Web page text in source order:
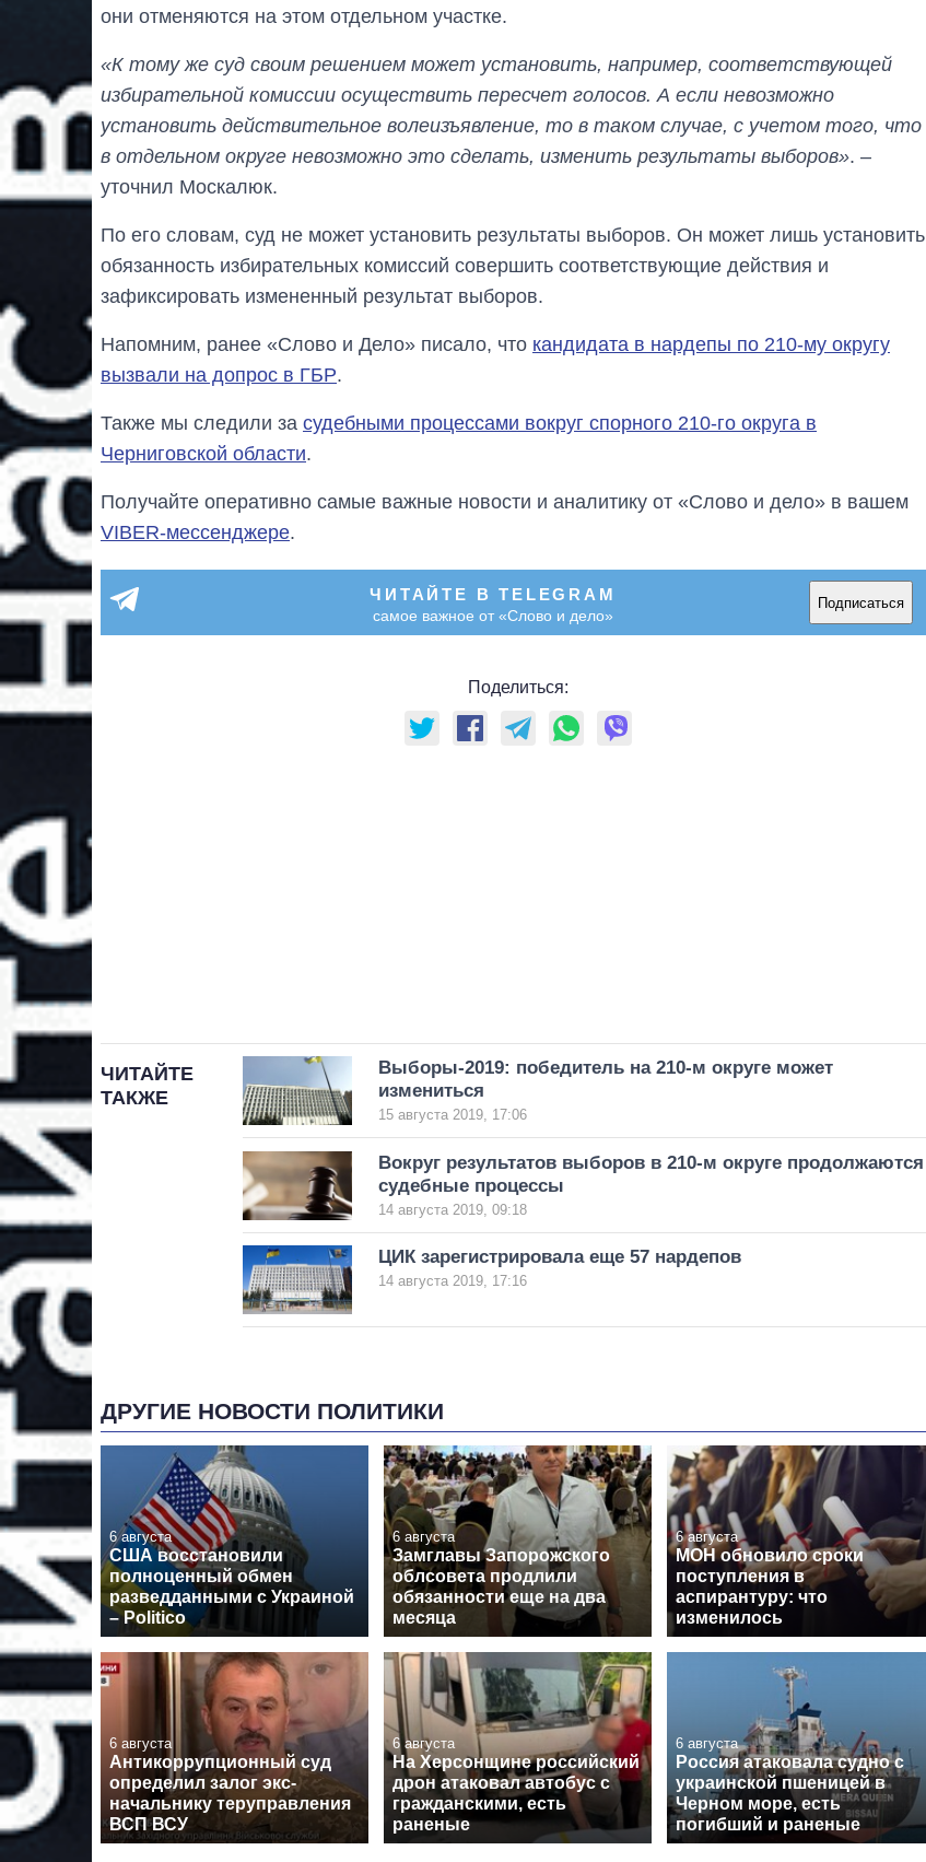
они отменяются на этом отдельном участке.
«К тому же суд своим решением может установить, например, соответствующей
избирательной комиссии осуществить пересчет голосов. А если невозможно
установить действительное волеизъявление, то в таком случае, с учетом того, что
в отдельном округе невозможно это сделать, изменить результаты выборов». –
уточнил Москалюк.
По его словам, суд не может установить результаты выборов. Он может лишь установить
обязанность избирательных комиссий совершить соответствующие действия и
зафиксировать измененный результат выборов.
Напомним, ранее «Слово и Дело» писало, что кандидата в нардепы по 210-му округу
вызвали на допрос в ГБР.
Также мы следили за судебными процессами вокруг спорного 210-го округа в
Черниговской области.
Получайте оперативно самые важные новости и аналитику от «Слово и дело» в вашем
VIBER-мессенджере.
ЧИТАЙТЕ В TELEGRAM
самое важное от «Слово и дело»
Подписаться
Поделиться:
ЧИТАЙТЕ
ТАКЖЕ
Выборы-2019: победитель на 210-м округе может
измениться
15 августа 2019, 17:06
Вокруг результатов выборов в 210-м округе продолжаются
судебные процессы
14 августа 2019, 09:18
ЦИК зарегистрировала еще 57 нардепов
14 августа 2019, 17:16
ДРУГИЕ НОВОСТИ ПОЛИТИКИ
6 августа
США восстановили
полноценный обмен
разведданными с Украиной
– Politico
6 августа
Замглавы Запорожского
облсовета продлили
обязанности еще на два
месяца
6 августа
МОН обновило сроки
поступления в
аспирантуру: что
изменилось
6 августа
Антикоррупционный суд
определил залог экс-
начальнику теруправления
ВСП ВСУ
6 августа
На Херсонщине российский
дрон атаковал автобус с
гражданскими, есть
раненые
6 августа
Россия атаковала судно с
украинской пшеницей в
Черном море, есть
погибший и раненые